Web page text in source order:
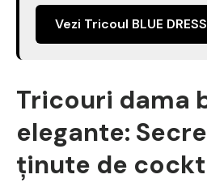
Vezi Tricoul BLUE
Tricouri dama
elegante:
ținute de